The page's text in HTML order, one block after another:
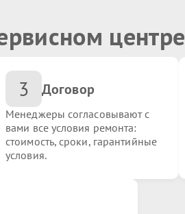
центре
3 Договор
Менеджеры согласовывают с
вами все условия ремонта:
стоимость, сроки, гарантийные
условия.